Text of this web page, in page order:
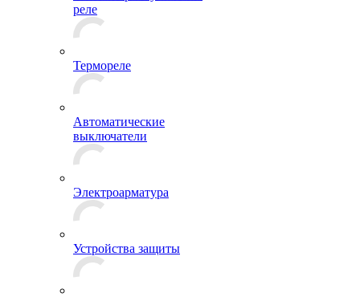
реле
Термореле
Автоматические
выключатели
Электроарматура
Устройства защиты